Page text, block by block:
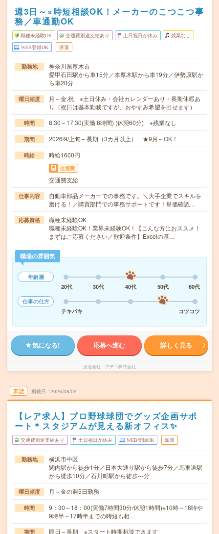
週3日～×時短相談OK！メーカーのこつこつ事
務／車通勤OK
職種未経験OK 交通費別途支給あり 土日祝日が休み 残業なし
WEB登録OK 派遣
勤務地
神奈川県厚木市
愛甲石田駅から車15分／本厚木駅から車19分／伊勢原駅か
ら車20分
曜日頻度
月～金,祝 ※土日休み・会社カレンダーあり・長期休暇あ
り（祝日は基本勤務ですが、おやすみ希望を出せます）
時間 8:30～17:30(実働:8時間) (休憩60分) ※残業なし
期間 2026/9/上旬～長期（3カ月以上） ★9月～OK！
時給 時給1600円
交通費
交通費支給
仕事内容
自動車部品メーカーでの事務です。＼大手企業でスキルを
磨ける！／購買部門での事務サポートです！単価確認…
応募資格
職種未経験OK
職種未経験OK！業界未経験OK！【こんな方におススメ！
まずはご応募ください／歓迎条件】Excelの基…
職場の雰囲気
年齢層
20代
30代 40代 50代
60代
仕事の仕方
テキパキ
コツコツ
気になる! 応募へ進む 詳しく見る
派遣会社 アデコ株式会社
未読 掲載日 2026/08/09
【レア求人】プロ野球球団でグッズ企画サポ
ート＊スタジアムが見える新オフィス✨
交通費別途支給あり 土日祝日が休み WEB登録OK 派遣
勤務地
横浜市中区
関内駅から徒歩1分／日本大通り駅から徒歩7分／馬車道駅
から徒歩10分／石川町駅から徒歩---分
曜日頻度 月～金の週5日勤務
時間
9：30～18：00(実働7時間30分/休憩1時間)※10時～18時や
9時半～17時半までの時短も相…
期間 即日～長期 ※スタート時期相談できます